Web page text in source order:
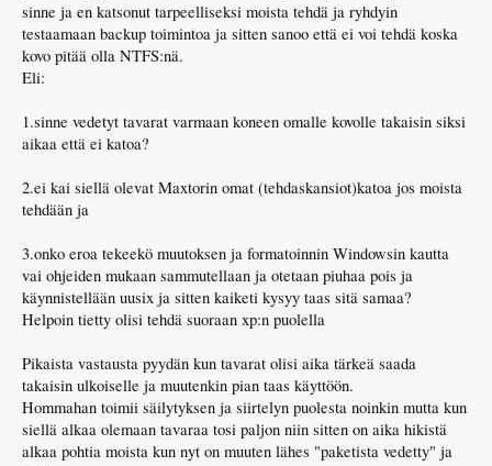
sinne ja en katsonut tarpeelliseksi moista tehdä ja ryhdyin
testaamaan backup toimintoa ja sitten sanoo että ei voi tehdä koska
kovo pitää olla NTFS:nä.
Eli:
1.sinne vedetyt tavarat varmaan koneen omalle kovolle takaisin siksi
aikaa että ei katoa?
2.ei kai siellä olevat Maxtorin omat (tehdaskansiot)katoa jos moista
tehdään ja
3.onko eroa tekeekö muutoksen ja formatoinnin Windowsin kautta
vai ohjeiden mukaan sammutellaan ja otetaan piuhaa pois ja
käynnistellään uusix ja sitten kaiketi kysyy taas sitä samaa?
Helpoin tietty olisi tehdä suoraan xp:n puolella
Pikaista vastausta pyydän kun tavarat olisi aika tärkeä saada
takaisin ulkoiselle ja muutenkin pian taas käyttöön.
Hommahan toimii säilytyksen ja siirtelyn puolesta noinkin mutta kun
siellä alkaa olemaan tavaraa tosi paljon niin sitten on aika hikistä
alkaa pohtia moista kun nyt on muuten lähes "paketista vedetty" ja